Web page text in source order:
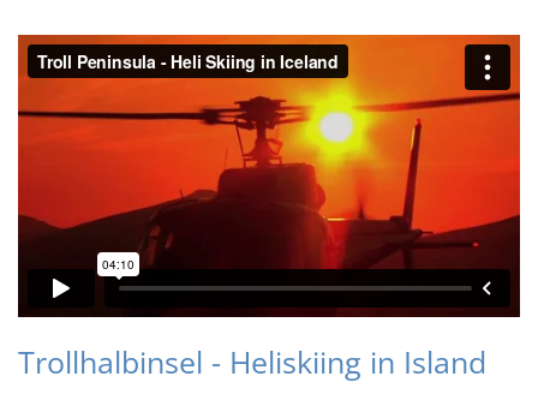
Trollhalbinsel - Heliskiing in Island